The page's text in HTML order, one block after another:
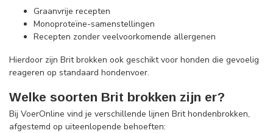
Graanvrije recepten
Monoproteïne-samenstellingen
Recepten zonder veelvoorkomende allergenen
Hierdoor zijn Brit brokken ook geschikt voor honden die gevoelig
reageren op standaard hondenvoer.
Welke soorten Brit brokken zijn er?
Bij VoerOnline vind je verschillende lijnen Brit hondenbrokken,
afgestemd op uiteenlopende behoeften: